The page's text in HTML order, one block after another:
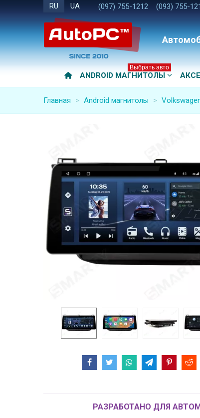
RU UA (097) 755-1212 (093) 755-
ANDROID МАГНИТОЛЫ
Выбрать авто
Главная > Android магнитолы >
РАЗРАБОТАНО ДЛЯ